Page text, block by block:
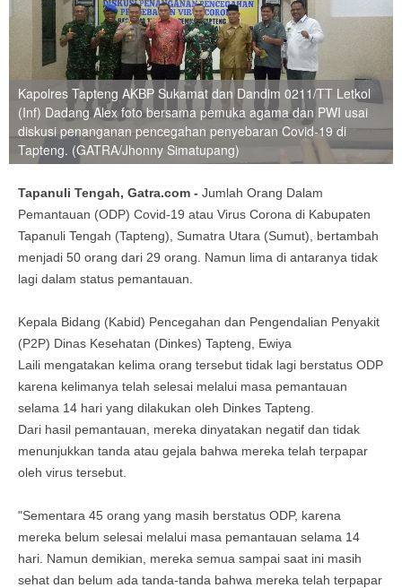
Kapolres Tapteng AKBP Sukamat dan Dandim 0211/TT Letkol
(Inf) Dadang Alex foto bersama pemuka agama dan PWI usai
diskusi penanganan pencegahan penyebaran Covid-19 di
Tapteng. (GATRA/Jhonny Simatupang)
Tapanuli Tengah, Gatra.com - Jumlah Orang Dalam
Pemantauan (ODP) Covid-19 atau Virus Corona di Kabupaten
Tapanuli Tengah (Tapteng), Sumatra Utara (Sumut), bertambah
menjadi 50 orang dari 29 orang. Namun lima di antaranya tidak
lagi dalam status pemantauan.
Kepala Bidang (Kabid) Pencegahan dan Pengendalian Penyakit
(P2P) Dinas Kesehatan (Dinkes) Tapteng, Ewiya
Laili mengatakan kelima orang tersebut tidak lagi berstatus ODP
karena kelimanya telah selesai melalui masa pemantauan
selama 14 hari yang dilakukan oleh Dinkes Tapteng.
Dari hasil pemantauan, mereka dinyatakan negatif dan tidak
menunjukkan tanda atau gejala bahwa mereka telah terpapar
oleh virus tersebut.
"Sementara 45 orang yang masih berstatus ODP, karena
mereka belum selesai melalui masa pemantauan selama 14
hari. Namun demikian, mereka semua sampai saat ini masih
sehat dan belum ada tanda-tanda bahwa mereka telah terpapar